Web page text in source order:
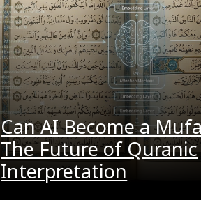
Can AI Become a
The Future of Quranic
Interpretation